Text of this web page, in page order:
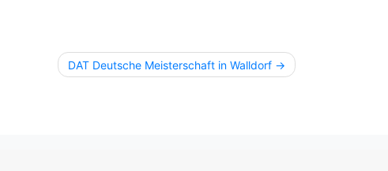
DAT Deutsche Meisterschaft in Walldorf